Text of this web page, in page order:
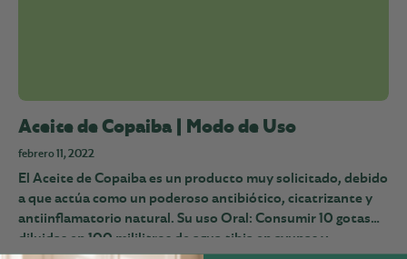
Aceite de Copaiba | Modo de Uso
febrero 11, 2022
El Aceite de Copaiba es un producto muy solicitado, debido
a que actúa como un poderoso antibiótico, cicatrizante y
antiinflamatorio natural. Su uso Oral: Consumir 10 gotas
diluidas en 100 mililitros de agua tibia en ayunas y...